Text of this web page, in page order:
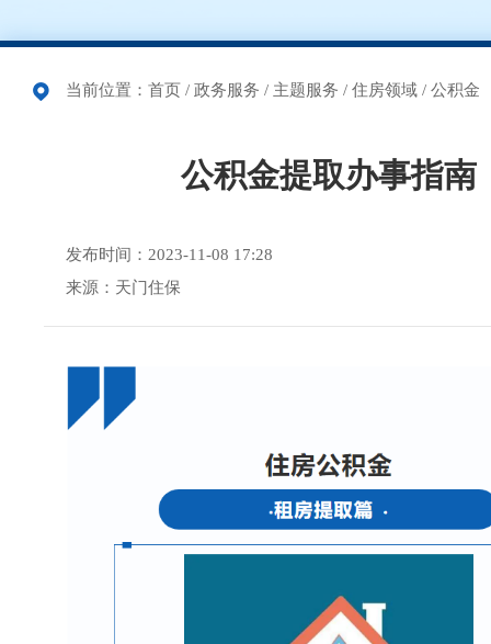
当前位置： 首页 / 政务服务 / 主题服务 / 住房领域 / 公积金
公积金提取办事指南
发布时间：2023-11-08 17:28
来源：天门住保